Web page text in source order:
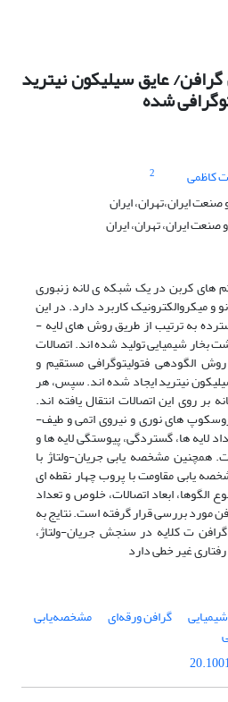
گرافن/ عایق سیلیکون نیترید
کاظمی
2
ایران،تهران، ایران
ایران، تهران، ایران
­های کربن در یک شبکه ­ی لانه زنبوری
میکروالکترونیک کاربرد دارد. در این
به ­ترتیب از طریق روش ­های لایه
بخار شیمیایی تولید شده ­اند. اتصالات
الگودهی فتولیتوگرافی مستقیم و
نیترید ایجاد شده­ اند. سپس، هر
بر روی این اتصالات انتقال یافته ­اند.
های نوری و نیروی اتمی و طیف­
لایه ­ها، گستردگی، پیوستگی لایه­ ها و
مشخصه­ یابی جریان-ولتاژ با
­یابی مقاومت با پروب چهار نقطه ­ای
الگوها، ابعاد اتصالات، خلوص و تعداد
مورد بررسی قرار گرفته است. نتایج به
ت ک­لایه در سنجش جریان-ولتاژ،
غیر خطی دارد
گرافن ورقه‌ای مشخصه‌یابی